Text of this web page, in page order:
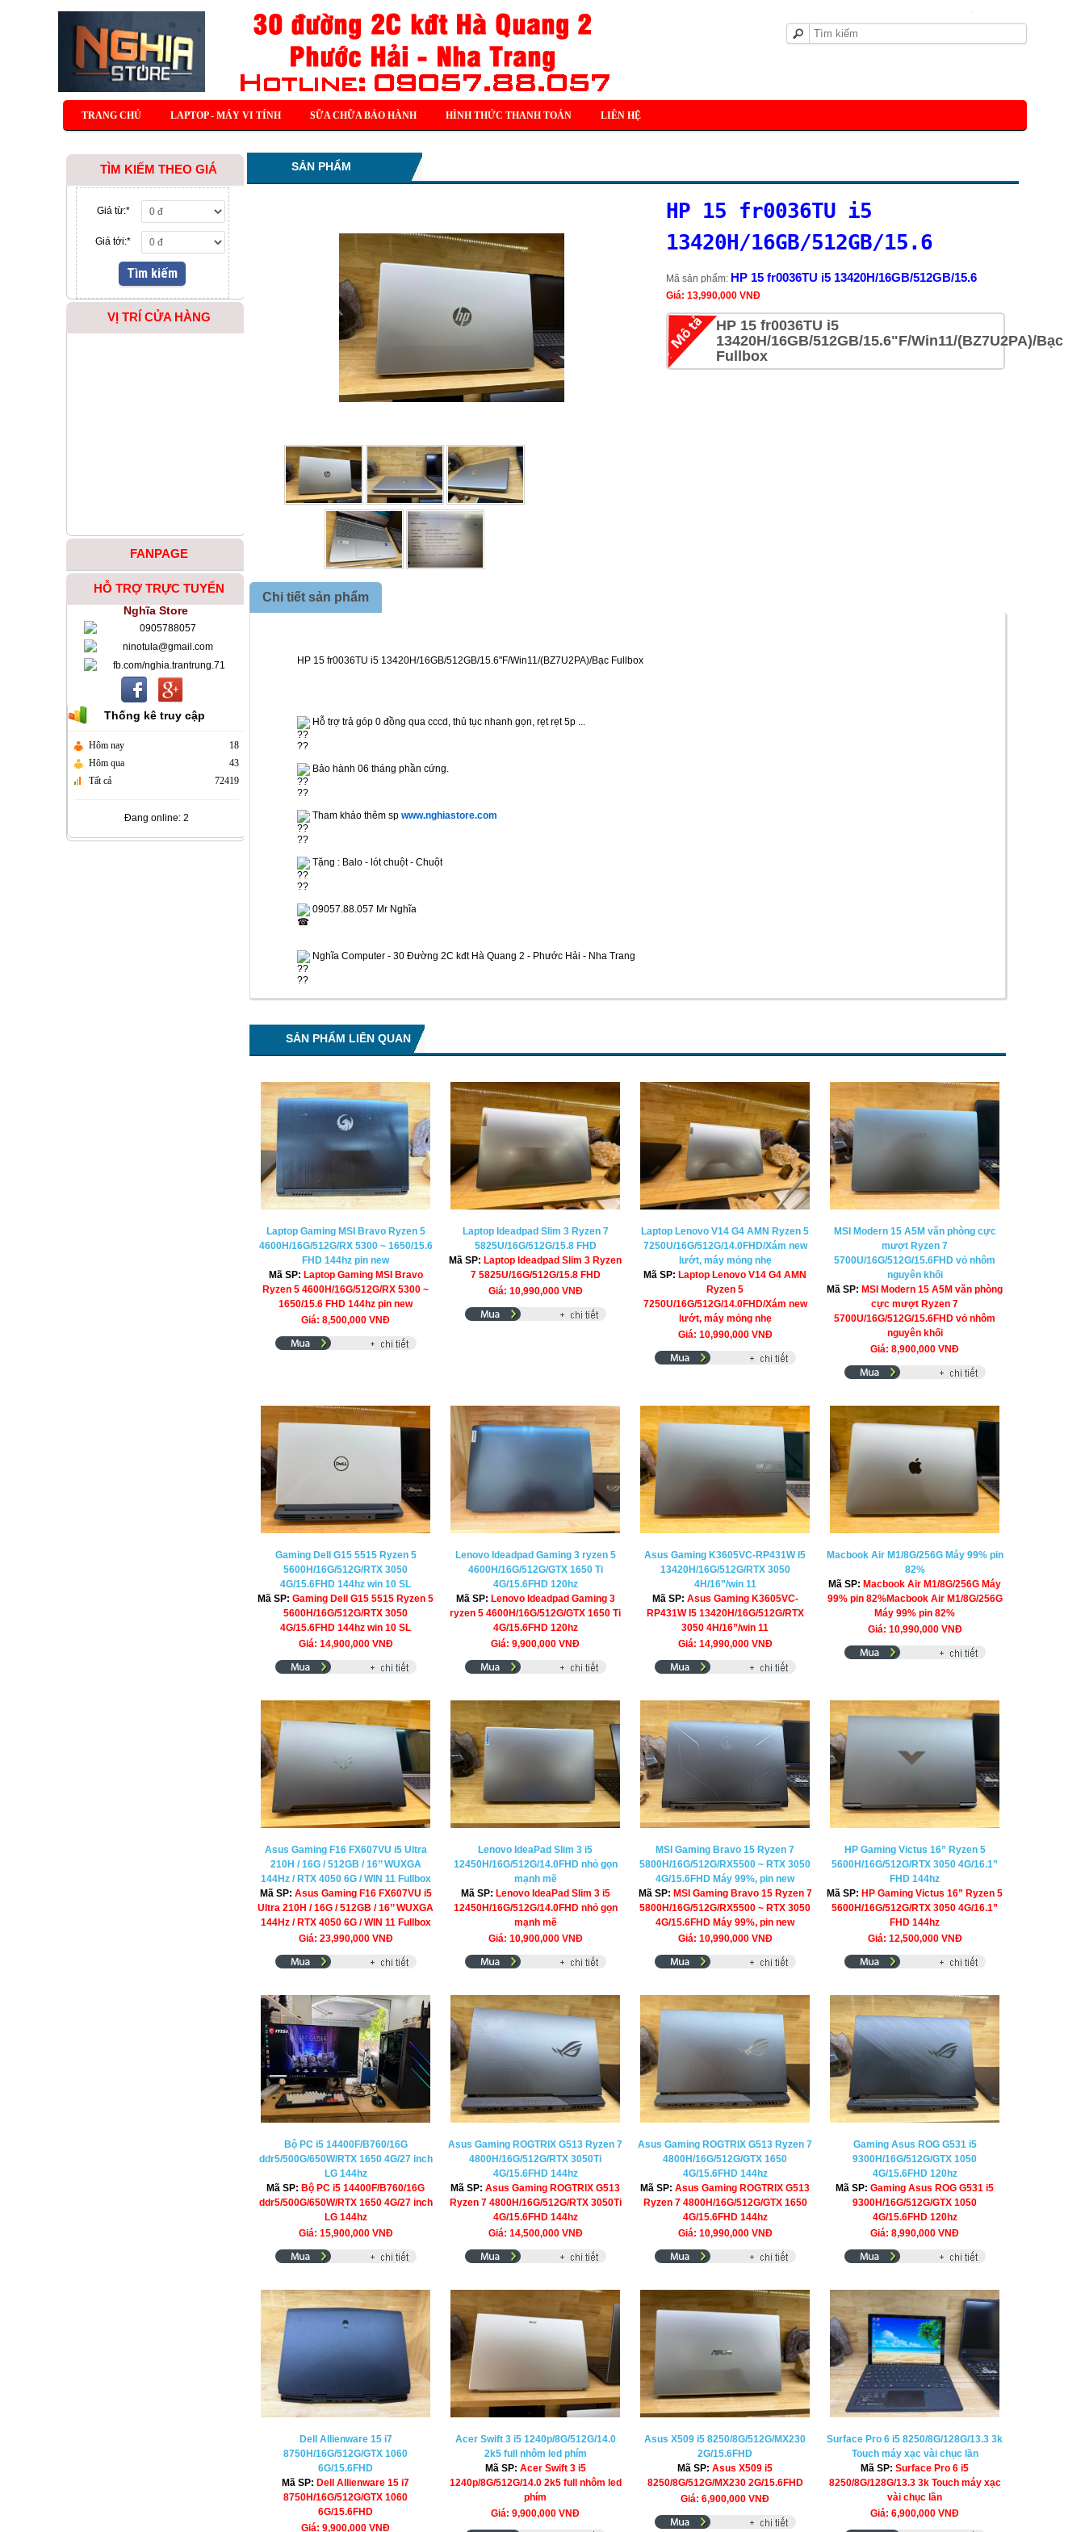
TRANG CHỦ LAPTOP - MÁY VI TÍNH SỮA CHỮA BẢO HÀNH HÌNH THỨC THANH TOÁN LIÊN HỆ
TÌM KIẾM THEO GIÁ
Giá từ:*
Giá tới:*
VỊ TRÍ CỬA HÀNG
FANPAGE
HỖ TRỢ TRỰC TUYẾN
Nghĩa Store
0905788057
ninotula@gmail.com
fb.com/nghia.trantrung.71
Thống kê truy cập
Hôm nay
18
Hôm qua
43
Tất cả
72419
Đang online: 2
SẢN PHẨM
HP 15 fr0036TU i5
13420H/16GB/512GB/15.6
Mã sản phẩm: HP 15 fr0036TU i5 13420H/16GB/512GB/15.6
Giá: 13,990,000 VNĐ
HP 15 fr0036TU i5
13420H/16GB/512GB/15.6"F/Win11/(BZ7U2PA)/Bạc
Fullbox
Chi tiết sản phẩm
		HP 15 fr0036TU i5 13420H/16GB/512GB/15.6"F/Win11/(BZ7U2PA)/Bạc Fullbox
Hỗ trợ trả góp 0 đồng qua cccd, thủ tục nhanh gọn, rẹt rẹt 5p ...
Bảo hành 06 tháng phần cứng.
Tham khảo thêm sp www.nghiastore.com
Tặng : Balo - lót chuột - Chuột
09057.88.057 Mr Nghĩa
Nghĩa Computer - 30 Đường 2C kđt Hà Quang 2 - Phước Hải - Nha Trang
SẢN PHẨM LIÊN QUAN
Laptop Gaming MSI Bravo Ryzen 5
4600H/16G/512G/RX 5300 ~ 1650/15.6
FHD 144hz pin new
Mã SP: Laptop Gaming MSI Bravo
Ryzen 5 4600H/16G/512G/RX 5300 ~
1650/15.6 FHD 144hz pin new
Giá: 8,500,000 VNĐ
Laptop Ideadpad Slim 3 Ryzen 7
5825U/16G/512G/15.8 FHD
Mã SP: Laptop Ideadpad Slim 3 Ryzen
7 5825U/16G/512G/15.8 FHD
Giá: 10,990,000 VNĐ
Laptop Lenovo V14 G4 AMN Ryzen 5
7250U/16G/512G/14.0FHD/Xám new
lướt, máy mỏng nhẹ
Mã SP: Laptop Lenovo V14 G4 AMN
Ryzen 5
7250U/16G/512G/14.0FHD/Xám new
lướt, máy mỏng nhẹ
Giá: 10,990,000 VNĐ
MSI Modern 15 A5M văn phòng cực
mượt Ryzen 7
5700U/16G/512G/15.6FHD vỏ nhôm
nguyên khối
Mã SP: MSI Modern 15 A5M văn phòng
cực mượt Ryzen 7
5700U/16G/512G/15.6FHD vỏ nhôm
nguyên khối
Giá: 8,900,000 VNĐ
Gaming Dell G15 5515 Ryzen 5
5600H/16G/512G/RTX 3050
4G/15.6FHD 144hz win 10 SL
Mã SP:Gaming Dell G15 5515 Ryzen 5
5600H/16G/512G/RTX 3050
4G/15.6FHD 144hz win 10 SL
Giá: 14,900,000 VNĐ
Lenovo Ideadpad Gaming 3 ryzen 5
4600H/16G/512G/GTX 1650 Ti
4G/15.6FHD 120hz
Mã SP: Lenovo Ideadpad Gaming 3
ryzen 5 4600H/16G/512G/GTX 1650 Ti
4G/15.6FHD 120hz
Giá: 9,900,000 VNĐ
Asus Gaming K3605VC-RP431W I5
13420H/16G/512G/RTX 3050
4H/16”/win 11
Mã SP: Asus Gaming K3605VC-
RP431W I5 13420H/16G/512G/RTX
3050 4H/16”/win 11
Giá: 14,990,000 VNĐ
Macbook Air M1/8G/256G Máy 99% pin
82%
Mã SP: Macbook Air M1/8G/256G Máy
99% pin 82%Macbook Air M1/8G/256G
Máy 99% pin 82%
Giá: 10,990,000 VNĐ
Asus Gaming F16 FX607VU i5 Ultra
210H / 16G / 512GB / 16’’ WUXGA
144Hz / RTX 4050 6G / WIN 11 Fullbox
Mã SP: Asus Gaming F16 FX607VU i5
Ultra 210H / 16G / 512GB / 16’’ WUXGA
144Hz / RTX 4050 6G / WIN 11 Fullbox
Giá: 23,990,000 VNĐ
Lenovo IdeaPad Slim 3 i5
12450H/16G/512G/14.0FHD nhỏ gọn
mạnh mẽ
Mã SP: Lenovo IdeaPad Slim 3 i5
12450H/16G/512G/14.0FHD nhỏ gọn
mạnh mẽ
Giá: 10,900,000 VNĐ
MSI Gaming Bravo 15 Ryzen 7
5800H/16G/512G/RX5500 ~ RTX 3050
4G/15.6FHD Máy 99%, pin new
Mã SP: MSI Gaming Bravo 15 Ryzen 7
5800H/16G/512G/RX5500 ~ RTX 3050
4G/15.6FHD Máy 99%, pin new
Giá: 10,990,000 VNĐ
HP Gaming Victus 16” Ryzen 5
5600H/16G/512G/RTX 3050 4G/16.1”
FHD 144hz
Mã SP: HP Gaming Victus 16” Ryzen 5
5600H/16G/512G/RTX 3050 4G/16.1”
FHD 144hz
Giá: 12,500,000 VNĐ
Bộ PC i5 14400F/B760/16G
ddr5/500G/650W/RTX 1650 4G/27 inch
LG 144hz
Mã SP: Bộ PC i5 14400F/B760/16G
ddr5/500G/650W/RTX 1650 4G/27 inch
LG 144hz
Giá: 15,900,000 VNĐ
Asus Gaming ROGTRIX G513 Ryzen 7
4800H/16G/512G/RTX 3050Ti
4G/15.6FHD 144hz
Mã SP:Asus Gaming ROGTRIX G513
Ryzen 7 4800H/16G/512G/RTX 3050Ti
4G/15.6FHD 144hz
Giá: 14,500,000 VNĐ
Asus Gaming ROGTRIX G513 Ryzen 7
4800H/16G/512G/GTX 1650
4G/15.6FHD 144hz
Mã SP:Asus Gaming ROGTRIX G513
Ryzen 7 4800H/16G/512G/GTX 1650
4G/15.6FHD 144hz
Giá: 10,990,000 VNĐ
Gaming Asus ROG G531 i5
9300H/16G/512G/GTX 1050
4G/15.6FHD 120hz
Mã SP:Gaming Asus ROG G531 i5
9300H/16G/512G/GTX 1050
4G/15.6FHD 120hz
Giá: 8,990,000 VNĐ
Dell Allienware 15 i7
8750H/16G/512G/GTX 1060
6G/15.6FHD
Mã SP: Dell Allienware 15 i7
8750H/16G/512G/GTX 1060
6G/15.6FHD
Giá: 9,900,000 VNĐ
Acer Swift 3 i5 1240p/8G/512G/14.0
2k5 full nhôm led phím
Mã SP: Acer Swift 3 i5
1240p/8G/512G/14.0 2k5 full nhôm led
phím
Giá: 9,900,000 VNĐ
Asus X509 i5 8250/8G/512G/MX230
2G/15.6FHD
Mã SP:Asus X509 i5
8250/8G/512G/MX230 2G/15.6FHD
Giá: 6,900,000 VNĐ
Surface Pro 6 i5 8250/8G/128G/13.3 3k
Touch máy xạc vài chục lần
Mã SP:Surface Pro 6 i5
8250/8G/128G/13.3 3k Touch máy xạc
vài chục lần
Giá: 6,900,000 VNĐ